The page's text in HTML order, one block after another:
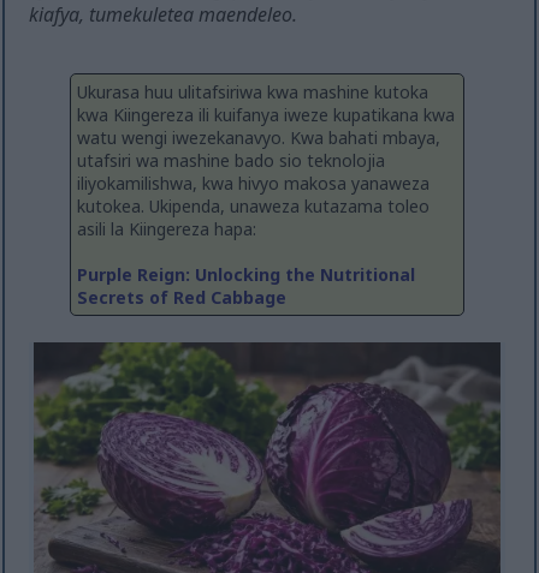
kiafya, tumekuletea maendeleo.
Ukurasa huu ulitafsiriwa kwa mashine kutoka
kwa Kiingereza ili kuifanya iweze kupatikana kwa
watu wengi iwezekanavyo. Kwa bahati mbaya,
utafsiri wa mashine bado sio teknolojia
iliyokamilishwa, kwa hivyo makosa yanaweza
kutokea. Ukipenda, unaweza kutazama toleo
asili la Kiingereza hapa:
Purple Reign: Unlocking the Nutritional
Secrets of Red Cabbage